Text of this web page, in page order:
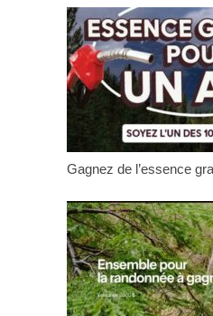
Gagnez de l’essence